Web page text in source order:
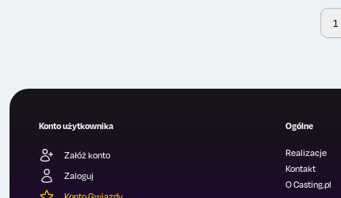
1
Konto użytkownika
Załóż konto
Zaloguj
Ogólne
Realizacje
Kontakt
O Casting.pl